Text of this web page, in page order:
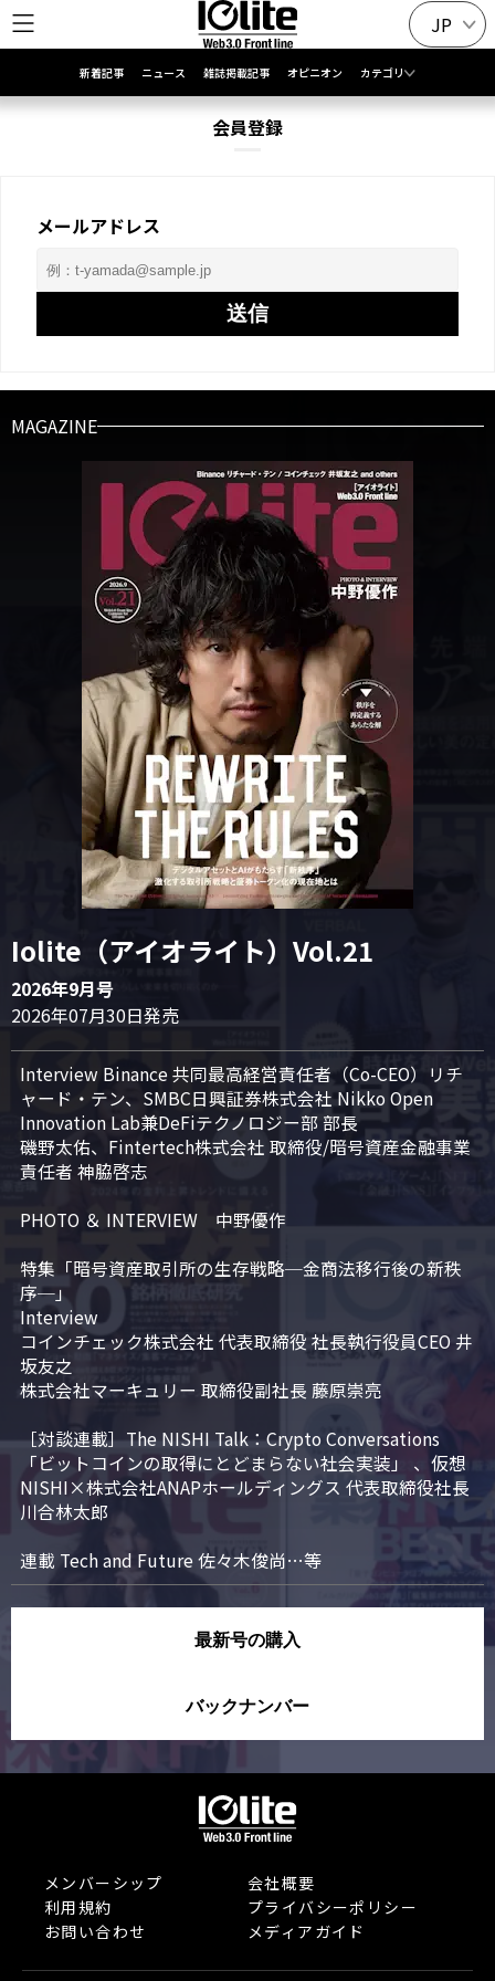
JP
新着記事 ニュース 雑誌掲載記事 オピニオン カテゴリ
会員登録
メールアドレス
送信
MAGAZINE
Iolite（アイオライト）Vol.21
2026年9月号
2026年07月30日発売
Interview Binance 共同最高経営責任者（Co-CEO）リチ
ャード・テン、SMBC日興証券株式会社 Nikko Open
Innovation Lab兼DeFiテクノロジー部 部長
磯野太佑、Fintertech株式会社 取締役/暗号資産金融事業
責任者 神脇啓志
PHOTO ＆ INTERVIEW　中野優作
特集「暗号資産取引所の生存戦略─金商法移行後の新秩
序─」
Interview
コインチェック株式会社 代表取締役 社長執行役員CEO 井
坂友之
株式会社マーキュリー 取締役副社長 藤原崇亮
［対談連載］The NISHI Talk：Crypto Conversations
「ビットコインの取得にとどまらない社会実装」 、仮想
NISHI×株式会社ANAPホールディングス 代表取締役社長
川合林太郎
連載 Tech and Future 佐々木俊尚…等
最新号の購入
バックナンバー
メンバーシップ
会社概要
利用規約
プライバシーポリシー
お問い合わせ
メディアガイド